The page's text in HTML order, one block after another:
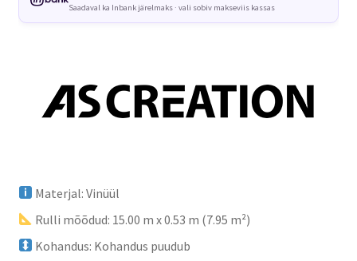
Saadaval ka Inbank järelmaks · vali sobiv makseviis kassas
Materjal: Vinüül
Rulli mõõdud: 15.00 m x 0.53 m (7.95 m²)
Kohandus: Kohandus puudub